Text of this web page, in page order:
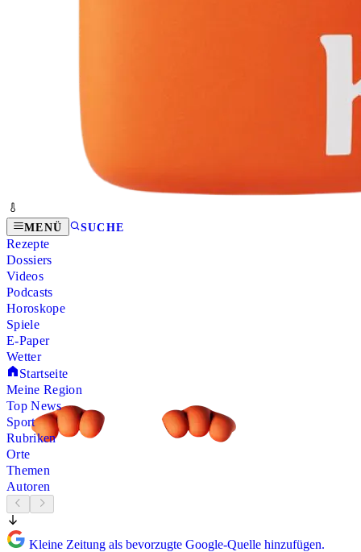
MENÜ SUCHE
Rezepte
Dossiers
Videos
Podcasts
Horoskope
Spiele
E-Paper
Wetter
Startseite
Meine Region
Top News
Sport
Rubriken
Orte
Themen
Autoren
Kleine Zeitung als bevorzugte Google-Quelle hinzufügen.